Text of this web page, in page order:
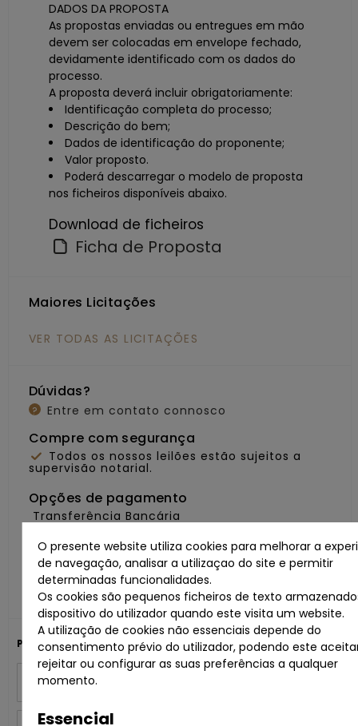
O presente website utiliza cookies para melhorar a
de navegação, analisar a utilizaçao do site e permitir
determinadas funcionalidades.
Os cookies são pequenos ficheiros de texto
dispositivo do utilizador quando este visita um website.
A utilização de cookies não essenciais depende do
consentimento prévio do utilizador, podendo este
rejeitar ou configurar as suas preferências a qualquer
momento.
Essencial
DADOS DA PROPOSTA
As propostas enviadas ou entregues em mão
devem ser colocadas em envelope fechado,
devidamente identificado com os dados do
processo.
A proposta deverá incluir obrigatoriamente:
Identificação completa do processo;
Descrição do bem;
Dados de identificação do proponente;
Valor proposto.
Poderá descarregar o modelo de proposta
nos ficheiros disponíveis abaixo.
Download de ficheiros
Ficha de Proposta
Maiores Licitações
VER TODAS AS LICITAÇÕES
Dúvidas?
? Entre em contato connosco
Compre com segurança
Todos os nossos leilões estão sujeitos a
supervisão notarial.
Opções de pagamento
Transferência Bancária
Partilhe com os seus amigos
Para mais informações:
Nome
Email